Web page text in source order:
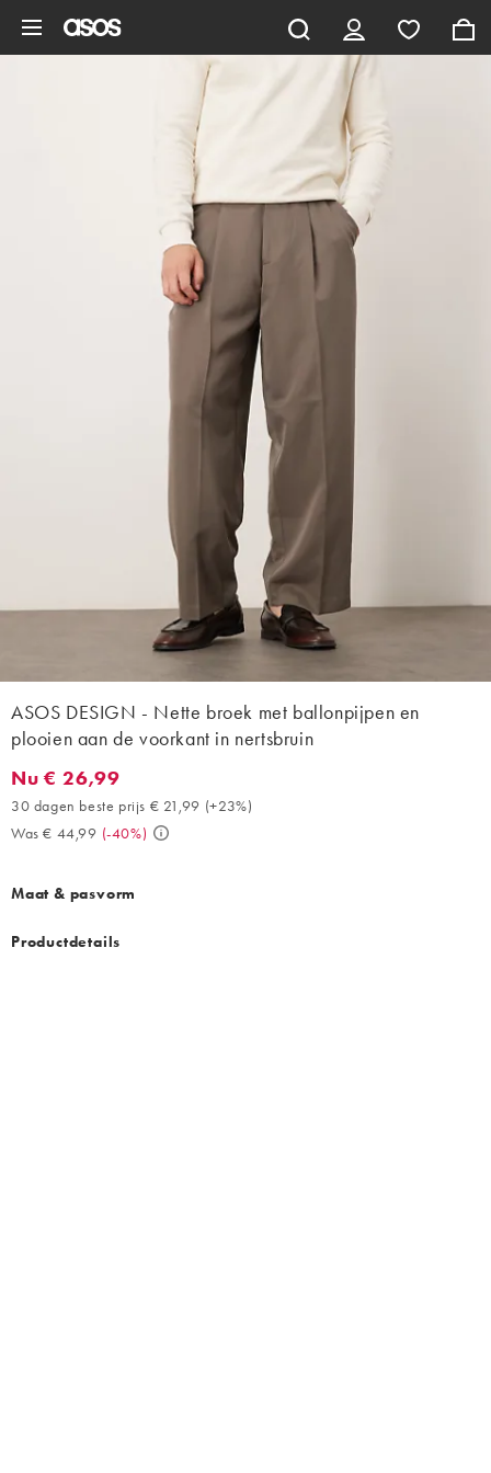
ASOS DESIGN - Nette broek met ballonpijpen en
plooien aan de voorkant in nertsbruin
Nu € 26,99. 30 dagen beste prijs € 21,99 (+23%). Was € 44,99.
Nu € 26,99
30 dagen beste prijs € 21,99 (+23%)
Was € 44,99 (-40%)
Maat & pasvorm
Productdetails